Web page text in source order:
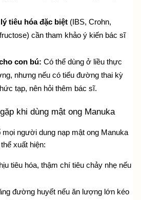
tiêu hóa đặc biệt (IBS, Crohn,
cần tham khảo ý kiến bác sĩ
con bú: Có thể dùng ở liều thực
nhưng nếu có tiểu đường thai kỳ
tạp, nên hỏi thêm bác sĩ.
khi dùng mật ong Manuka
người dung nạp mật ong Manuka
xuất hiện:
tiêu hóa, thậm chí tiêu chảy nhẹ nếu
đường huyết nếu ăn lượng lớn kéo